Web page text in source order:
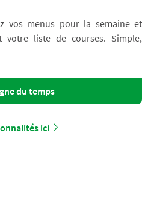
vos menus pour la semaine et
votre liste de courses. Simple,
du temps
ici